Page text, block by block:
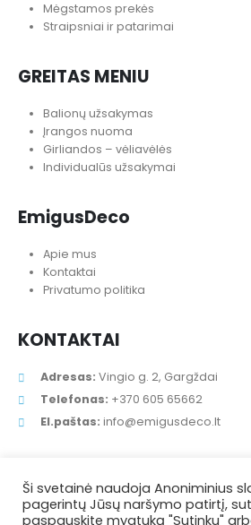
Mėgstamos prekės
Straipsniai ir patarimai
GREITAS MENIU
Balionų užsakymas
Įrangos nuoma
Girliandos – vėliavėlės
Individualūs užsakymai
EmigusDeco
Apie mus
Kontaktai
Privatumo politika
KONTAKTAI
Adresas: Vingio g. 2, Gargždai
Telefonas: +370 605 65662
El.paštas: info@emigusdeco.lt
Ši svetainė naudoja Anoniminius
pagerintų Jūsų naršymo patirtį,
paspauskite mygtuką "Sutinku"